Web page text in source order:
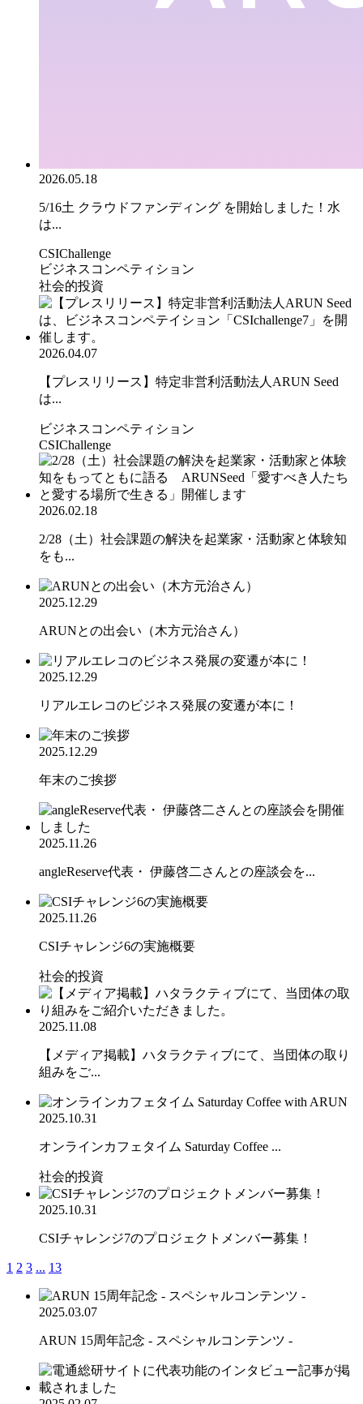
2026.05.18
5/16土 クラウドファンディング を開始しました！水
は...
CSIChallenge
ビジネスコンペティション
社会的投資
2026.04.07
【プレスリリース】特定非営利活動法人ARUN Seed
は...
ビジネスコンペティション
CSIChallenge
2026.02.18
2/28（土）社会課題の解決を起業家・活動家と体験知
をも...
2025.12.29
ARUNとの出会い（木方元治さん）
2025.12.29
リアルエレコのビジネス発展の変遷が本に！
2025.12.29
年末のご挨拶
2025.11.26
angleReserve代表・ 伊藤啓二さんとの座談会を...
2025.11.26
CSIチャレンジ6の実施概要
社会的投資
2025.11.08
【メディア掲載】ハタラクティブにて、当団体の取り
組みをご...
2025.10.31
オンラインカフェタイム Saturday Coffee ...
社会的投資
2025.10.31
CSIチャレンジ7のプロジェクトメンバー募集！
1 2 3 ... 13
2025.03.07
ARUN 15周年記念 - スペシャルコンテンツ -